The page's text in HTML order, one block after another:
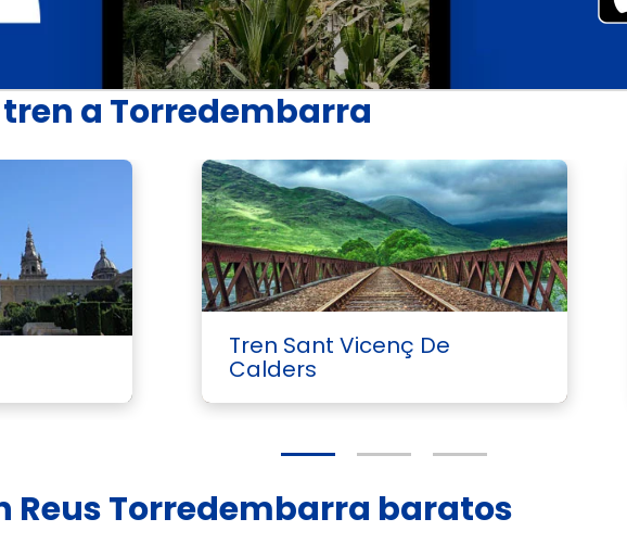
a Torredembarra
Tren Sant Vicenç De
Calders
Reus Torredembarra baratos